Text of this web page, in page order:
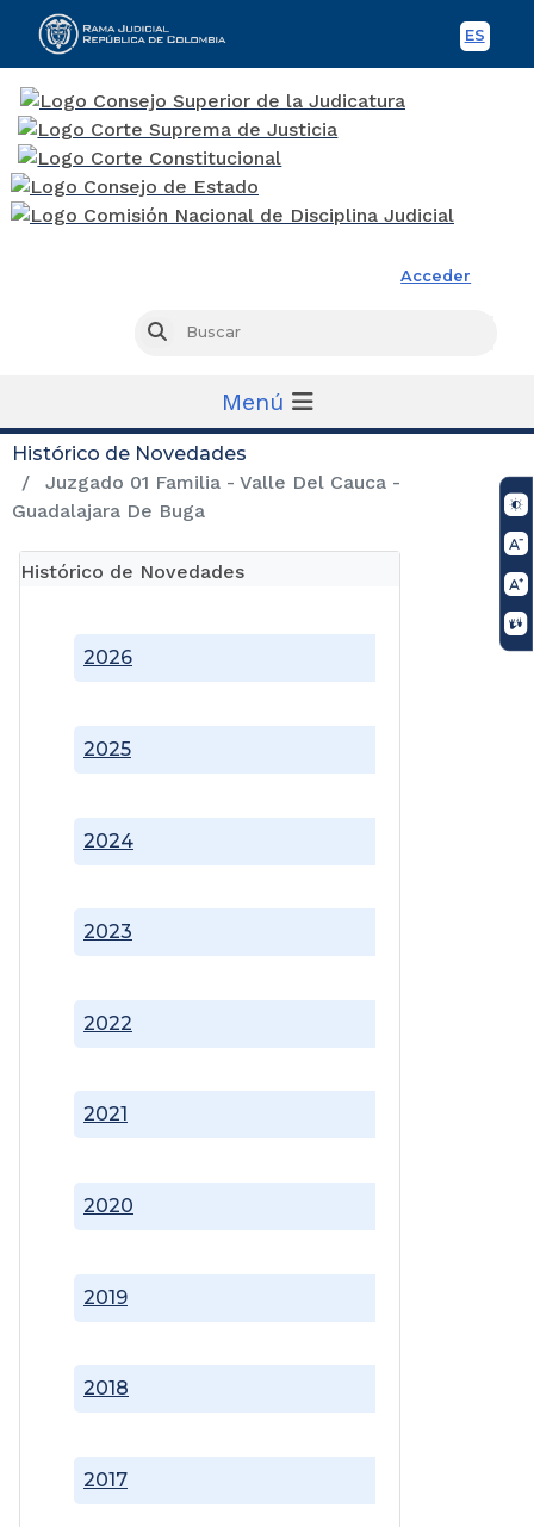
ES
Acceder
Buscar
Menú
Histórico de Novedades
Juzgado 01 Familia - Valle Del Cauca -
Guadalajara De Buga
Histórico de Novedades
2017
2018
2019
2020
2021
2022
2023
2024
2025
2026